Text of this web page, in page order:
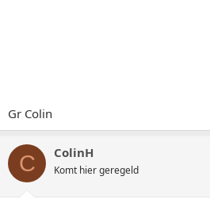
Gr Colin
C ColinH
Komt hier geregeld